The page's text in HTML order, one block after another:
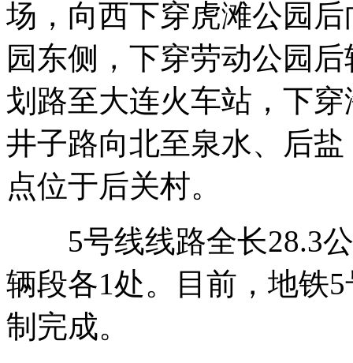
场，向西下穿虎滩公园
园东侧，下穿劳动公园
划路至大连火车站，下
井子路向北至泉水、后
点位于后关村。
5号线线路全长28.3公
辆段各1处。目前，地铁
制完成。